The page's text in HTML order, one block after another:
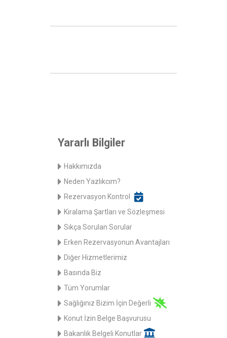
Yararlı Bilgiler
Hakkımızda
Neden Yazlıkcım?
Rezervasyon Kontrol
Kiralama Şartları ve Sözleşmesi
Sıkça Sorulan Sorular
Erken Rezervasyonun Avantajları
Diğer Hizmetlerimiz
Basında Biz
Tüm Yorumlar
Sağlığınız Bizim İçin Değerli
Konut İzin Belge Başvurusu
Bakanlık Belgeli Konutlar